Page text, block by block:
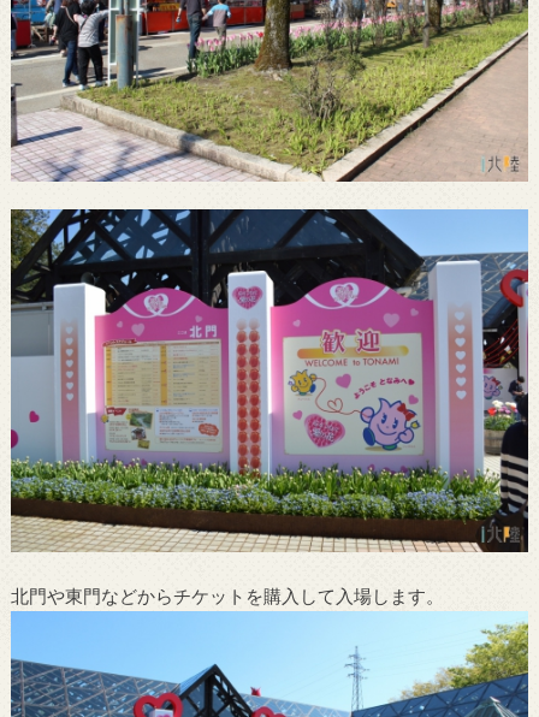
北門や東門などからチケットを購入して入場します。